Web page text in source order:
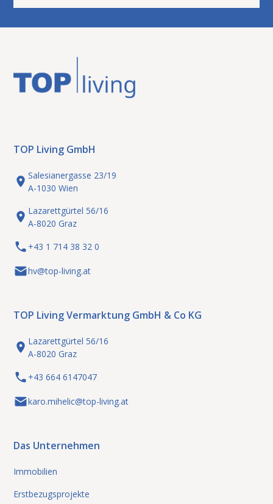
TOP Living GmbH
Salesianergasse 23/19
A-1030 Wien
Lazarettgürtel 56/16
A-8020 Graz
+43 1 714 38 32 0
hv@top-living.at
TOP Living Vermarktung GmbH & Co KG
Lazarettgürtel 56/16
A-8020 Graz
+43 664 6147047
karo.mihelic@top-living.at
Das Unternehmen
Immobilien
Erstbezugsprojekte